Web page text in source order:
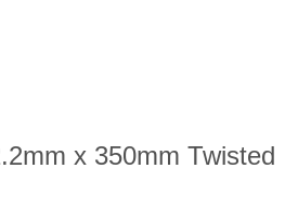
x 350mm Twisted